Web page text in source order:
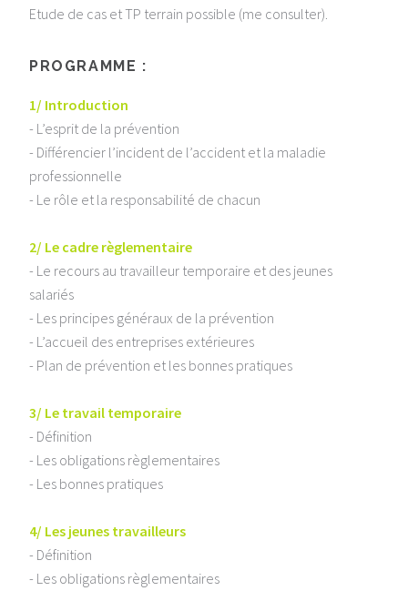
Etude de cas et TP terrain possible (me consulter).
PROGRAMME :
1/ Introduction
- L’esprit de la prévention
- Différencier l’incident de l’accident et la maladie
professionnelle
- Le rôle et la responsabilité de chacun
2/ Le cadre règlementaire
- Le recours au travailleur temporaire et des jeunes
salariés
- Les principes généraux de la prévention
- L’accueil des entreprises extérieures
- Plan de prévention et les bonnes pratiques
3/ Le travail temporaire
- Définition
- Les obligations règlementaires
- Les bonnes pratiques
4/ Les jeunes travailleurs
- Définition
- Les obligations règlementaires